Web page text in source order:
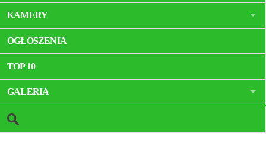
KAMERY
OGŁOSZENIA
TOP 10
GALERIA